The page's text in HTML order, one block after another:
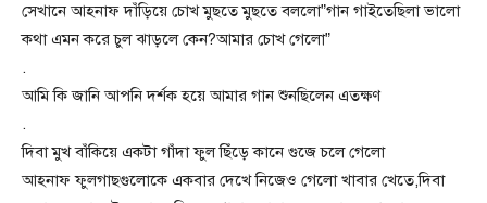
সেখানে আহনাফ দাঁড়িয়ে চোখ মুছতে মুছতে বললো”গান গাইতেছিলা ভালো
কথা এমন করে চুল ঝাড়লে কেন?আমার চোখ গেলো”
.
আমি কি জানি আপনি দর্শক হয়ে আমার গান শুনছিলেন এতক্ষণ
.
দিবা মুখ বাঁকিয়ে একটা গাঁদা ফুল ছিঁড়ে কানে গুজে চলে গেলো
আহনাফ ফুলগাছগুলোকে একবার দেখে নিজেও গেলো খাবার খেতে,দিবা